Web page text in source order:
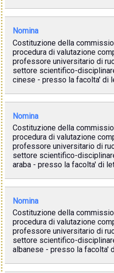
Nomina
Costituzione della
procedura di valutazione
professore universitario di
settore scientifico-
cinese - presso la facolta' di
Nomina
Costituzione della
procedura di valutazione
professore universitario di
settore scientifico-
araba - presso la facolta' di
Nomina
Costituzione della
procedura di valutazione
professore universitario di
settore scientifico-
albanese - presso la facolta'